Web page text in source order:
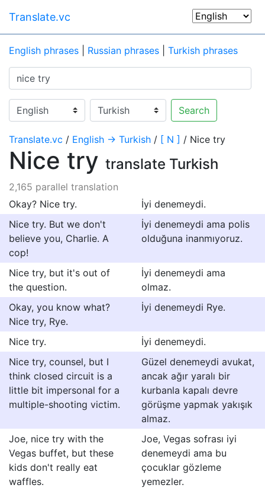
Translate.vc
English phrases Russian phrases Turkish phrases
Search
Translate.vc / English → Turkish / [ N ] / Nice try
Nice try translate Turkish
2,165 parallel translation
Okay? Nice try.
İyi denemeydi.
Nice try. But we don't
believe you, Charlie. A
cop!
İyi denemeydi ama polis
olduğuna inanmıyoruz.
Nice try, but it's out of
the question.
İyi denemeydi ama
olmaz.
Okay, you know what?
Nice try, Rye.
İyi denemeydi Rye.
Nice try.
İyi denemeydi.
Nice try, counsel, but I
think closed circuit is a
little bit impersonal for a
multiple-shooting victim.
Güzel denemeydi avukat,
ancak ağır yaralı bir
kurbanla kapalı devre
görüşme yapmak yakışık
almaz.
Joe, nice try with the
Vegas buffet, but these
kids don't really eat
waffles.
Joe, Vegas sofrası iyi
denemeydi ama bu
çocuklar gözleme
yemezler.